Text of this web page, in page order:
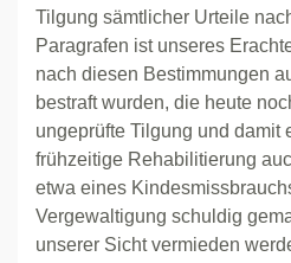
Tilgung sämtlicher Urteile
Paragrafen ist unseres
nach diesen Bestimmungen
bestraft wurden, die heute
ungeprüfte Tilgung und damit
frühzeitige Rehabilitierung
etwa eines
Vergewaltigung schuldig
unserer Sicht vermieden